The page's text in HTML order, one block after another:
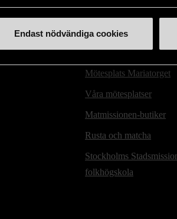
Endast nödvändiga cookies
Hitta till oss
Second hand-butiker
Mötesplats Mariatorget
Våra mötesplatser
Matmissionen-butiker
Rusta och matcha
Stockholms
folkhögskola